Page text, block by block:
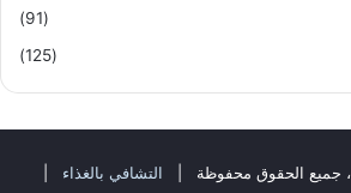
(91)
(125)
التشافي بالغذاء